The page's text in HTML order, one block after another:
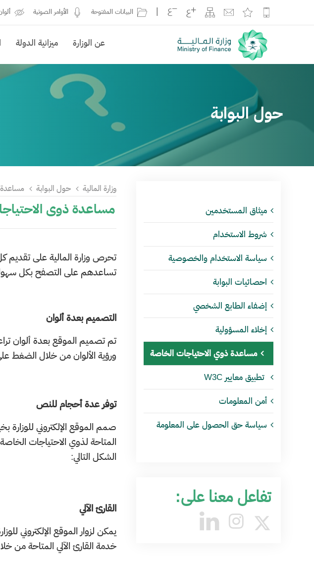
البيانات المفتوحة الأوامر الصوتية
عن الوزارة ميزانية الدولة
حول البوابة
ميثاق المستخدمين
شروط الاستخدام
سياسة الاستخدام والخصوصية
احصائيات البوابة
إضفاء الطابع الشخصي
إخلاء المسؤولية
مساعدة ذوي الاحتياجات الخاصة
تطبيق معايير W3C
أمن المعلومات
سياسة حق الحصول على المعلومة
تفاعل معنا على:
وزارة المالية حول البوابة مساعدة
مساعدة ذوي
تحرص وزارة المالية على تقديم
تساعدهم على التصفح بكل
التصميم بعدة ألوان
تم تصميم الموقع بعدة ألوان
ورؤية الألوان من خلال الضغط
توفر عدة أحجام للنص
صمم الموقع الإلكتروني
المتاحة لذوي الاحتياجات
الشكل التالي:
القارئ الآلي​
يمكن لزوار الموقع الإلكتروني
خدمة القارئ الآلي المتاحة من